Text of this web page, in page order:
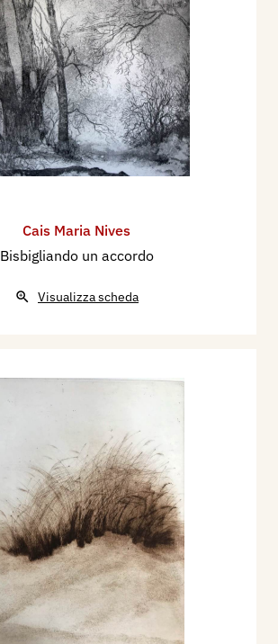
Cais Maria Nives
Bisbigliando un accordo
Visualizza scheda